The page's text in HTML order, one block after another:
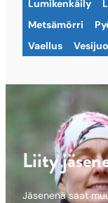
Lumikenkäily
Metsämörri
Vaellus
Liity
Jäsenenä saat